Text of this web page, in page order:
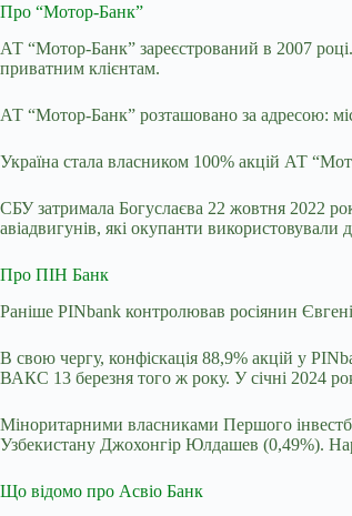
Про “Мотор-Банк”
АТ “Мотор-Банк” зареєстрований в 2007
приватним клієнтам.
АТ “Мотор-Банк” розташовано за адресою:
Україна стала власником 100% акцій АТ
СБУ затримала Богуслаєва 22 жовтня 2022
авіадвигунів, які окупанти
Про ПІН Банк
Раніше PINbank контролював росіянин
В свою чергу, конфіскація 88,9% акцій у
ВАКС 13 березня того ж року. У січні 2024
Міноритарними власниками Першого
Узбекистану Джохонгір Юлдашев (0,49%).
Що відомо про Асвіо Банк